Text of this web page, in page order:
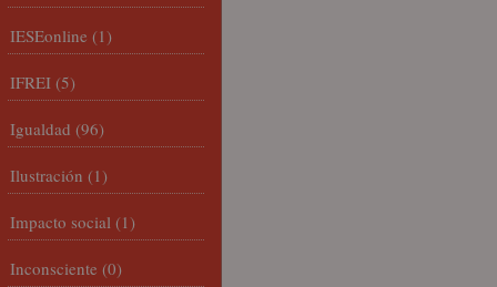
IESEonline (1)
IFREI (5)
Igualdad (96)
Ilustración (1)
Impacto social (1)
Inconsciente (0)